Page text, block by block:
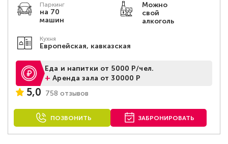
Паркинг
на 70
машин
Можно
свой
алкоголь
Кухня
Европейская, кавказская
Еда и напитки от 5000 Р/чел.
+Аренда зала от 30000 Р
5,0 758 отзывов
ПОЗВОНИТЬ ЗАБРОНИРОВАТЬ